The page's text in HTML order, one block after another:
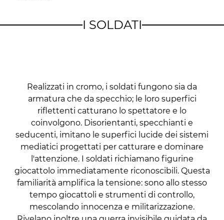
I SOLDATI
Realizzati in cromo, i soldati fungono sia da
armatura che da specchio; le loro superfici
riflettenti catturano lo spettatore e lo
coinvolgono. Disorientanti, specchianti e
seducenti, imitano le superfici lucide dei sistemi
mediatici progettati per catturare e dominare
l'attenzione. I soldati richiamano figurine
giocattolo immediatamente riconoscibili. Questa
familiarità amplifica la tensione: sono allo stesso
tempo giocattoli e strumenti di controllo,
mescolando innocenza e militarizzazione.